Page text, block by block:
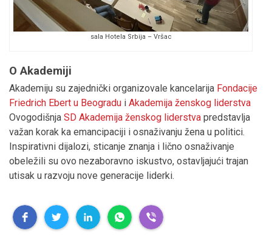
sala Hotela Srbija – Vršac
O Akademiji
Akademiju su zajednički organizovale kancelarija Fondacije
Friedrich Ebert u Beogradu i Akademija ženskog liderstva
Ovogodišnja SD Akademija ženskog liderstva predstavlja
važan korak ka emancipaciji i osnaživanju žena u politici.
Inspirativni dijalozi, sticanje znanja i lično osnaživanje
obeležili su ovo nezaboravno iskustvo, ostavljajući trajan
utisak u razvoju nove generacije liderki.